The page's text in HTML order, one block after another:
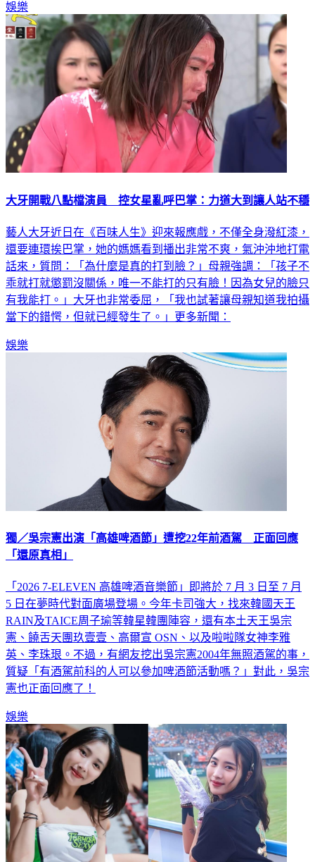
娛樂
大牙開戰八點檔演員 控女星亂呼巴掌：力道大到讓人站不穩
藝人大牙近日在《百味人生》迎來報應戲，不僅全身潑紅漆，
還要連環挨巴掌，她的媽媽看到播出非常不爽，氣沖沖地打電
話來，質問：「為什麼是真的打到臉？」母親強調：「孩子不
乖就打就懲罰沒關係，唯一不能打的只有臉！因為女兒的臉只
有我能打。」大牙也非常委屈，「我也試著讓母親知道我拍攝
當下的錯愕，但就已經發生了。」更多新聞：
娛樂
獨／吳宗憲出演「高雄啤酒節」遭挖22年前酒駕 正面回應
「還原真相」
「2026 7-ELEVEN 高雄啤酒音樂節」即將於 7 月 3 日至 7 月
5 日在夢時代對面廣場登場。今年卡司強大，找來韓國天王
RAIN及TAICE周子瑜等韓星韓團陣容，還有本土天王吳宗
憲、饒舌天團玖壹壹、高爾宣 OSN、以及啦啦隊女神李雅
英、李珠珢。不過，有網友挖出吳宗憲2004年無照酒駕的事，
質疑「有酒駕前科的人可以參加啤酒節活動嗎？」對此，吳宗
憲也正面回應了！
娛樂